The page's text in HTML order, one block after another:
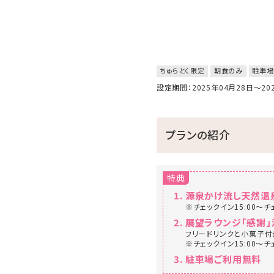
ちゅらとく限定 朝食のみ 駐車
設定期間：2025年04月28日～
プランの紹介
特典
源泉かけ流し天然温
※チェックイン15:00～チ
展望ラウンジ「感謝
フリードリンクと小菓子付
※チェックイン15:00～チ
駐車場ご利用無料